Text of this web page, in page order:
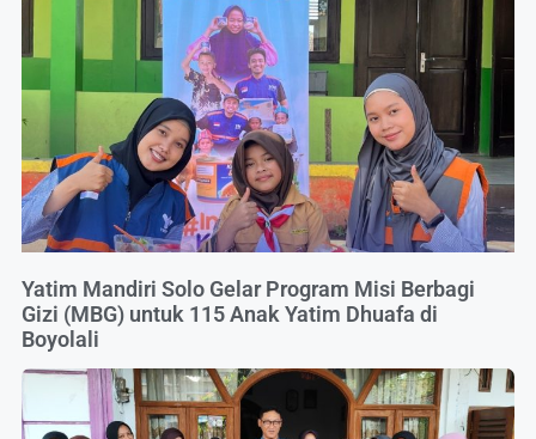
Yatim Mandiri Solo Gelar Program Misi Berbagi
Gizi (MBG) untuk 115 Anak Yatim Dhuafa di
Boyolali